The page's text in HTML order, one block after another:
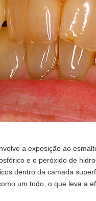
a exposição ao
e o peróxido de
dentro da camada
um todo, o que leva a